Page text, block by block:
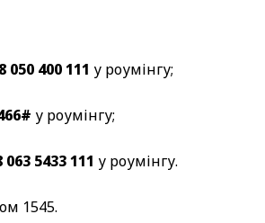
050 400 111 у роумінгу;
у роумінгу;
063 5433 111 у роумінгу.
1545.